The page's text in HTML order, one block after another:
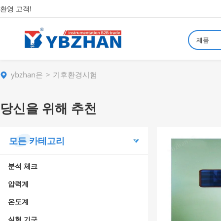
환영 고객!
제품
ybzhan은 기후환경시험
당신을 위해 추천
모든 카테고리
분석 체크
압력계
온도계